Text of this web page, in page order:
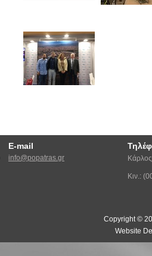
E-mail
info@popatras.gr
Κιν.:
Copyright ©
Website